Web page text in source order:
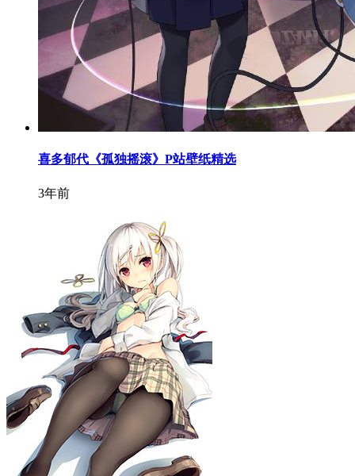
喜多郁代《孤独摇滚》P站壁纸精选
3年前